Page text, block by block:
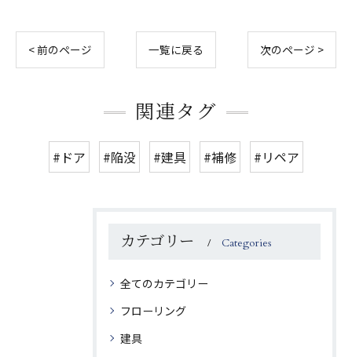
< 前のページ 一覧に戻る 次のページ >
関連タグ
#ドア #陥没 #建具 #補修 #リペア
カテゴリー Categories
全てのカテゴリー
フローリング
建具